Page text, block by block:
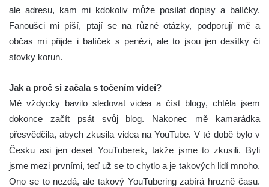
ale adresu, kam mi kdokoliv může posílat dopisy a balíčky.
Fanoušci mi píší, ptají se na různé otázky, podporují mě a
občas mi přijde i balíček s penězi, ale to jsou jen desítky či
stovky korun.
Jak a proč si začala s točením videí?
Mě vždycky bavilo sledovat videa a číst blogy, chtěla jsem
dokonce začít psát svůj blog. Nakonec mě kamarádka
přesvědčila, abych zkusila videa na YouTube. V té době bylo v
Česku asi jen deset YouTuberek, takže jsme to zkusili. Byli
jsme mezi prvními, teď už se to chytlo a je takových lidí mnoho.
Ono se to nezdá, ale takový YouTubering zabírá hrozně času.